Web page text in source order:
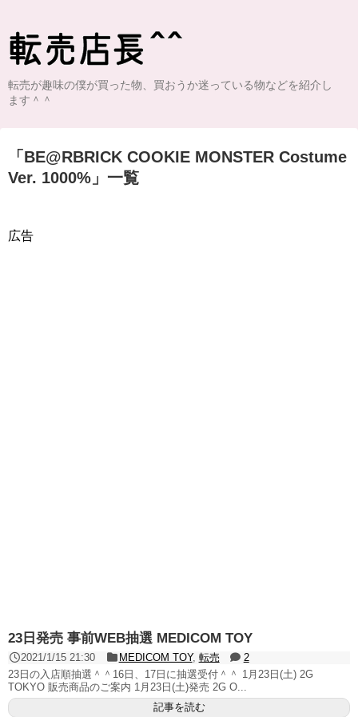
転売が趣味の僕が買った物、買おうか迷っている物などを紹介し
ます＾＾
「 BE@RBRICK COOKIE MONSTER Costume
Ver. 1000% 」 一覧
広告
23日発売 事前WEB抽選 MEDICOM TOY
2021/1/15 21:30 MEDICOM TOY, 転売
2
23日の入店順抽選＾＾16日、17日に抽選受付＾＾ 1月23日(土) 2G
TOKYO 販売商品のご案内 1月23日(土)発売 2G O...
記事を読む